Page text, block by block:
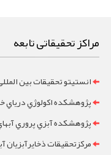
مراکز تحقیقاتی تابعه
انستیتو تحقیقات بین
پژوهشکده اکولوژي درياي
پژوهشکده آبزي پروري
مرکزتحقيقات ذخايرآبزيان